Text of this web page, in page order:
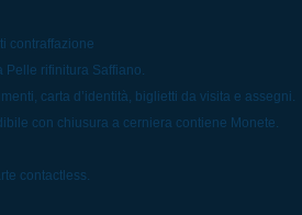
contraffazione
Pelle rifinitura Saffiano.
carta d’identità, biglietti da visita e assegni.
con chiusura a cerniera contiene Monete.
contactless.